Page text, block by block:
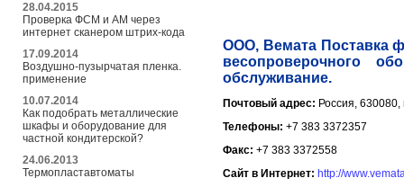
28.04.2015
Проверка ФСМ и АМ через
интернет сканером штрих-кода
17.09.2014
Воздушно-пузырчатая пленка.
применение
10.07.2014
Как подобрать металлические
шкафы и оборудование для
частной кондитерской?
24.06.2013
Термопластавтоматы
ООО, Вемата Поставка
весопроверочного
обслуживание.
Почтовый адрес: Россия,
Телефоны: +7 383 3372357
Факс: +7 383 3372558
Сайт в Интернет: http://